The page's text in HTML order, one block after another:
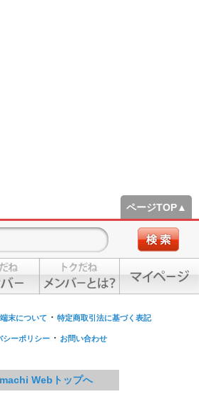
ページTOP▲
末について ・ 特定商取引法に基づく表記
シーポリシー ・ お問い合わせ
Webトップへ